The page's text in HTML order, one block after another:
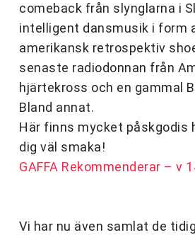
comeback från slynglarna i
intelligent dansmusik i form
amerikansk retrospektiv
senaste radiodonnan från
hjärtekross och en gammal
Bland annat.
Här finns mycket påskgodis
dig väl smaka!
GAFFA Rekommenderar – v
Vi har nu även samlat de